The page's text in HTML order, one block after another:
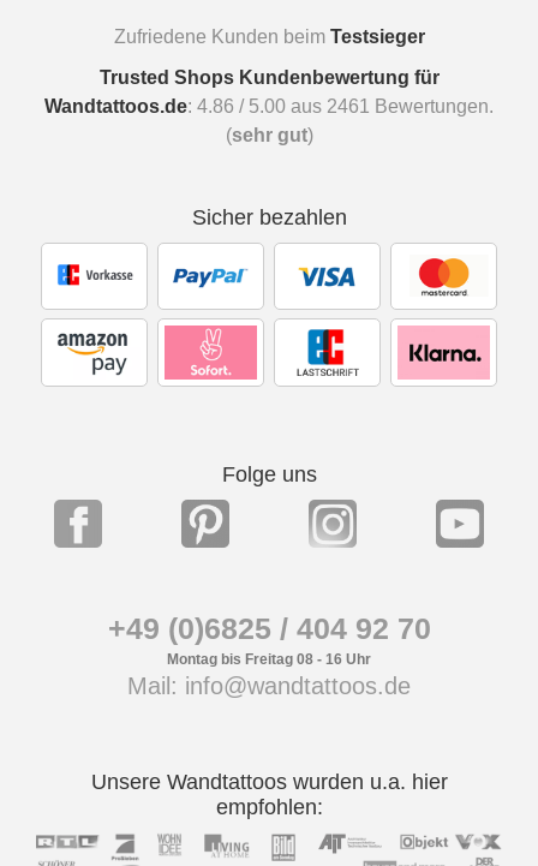
Zufriedene Kunden beim Testsieger
Trusted Shops Kundenbewertung für
Wandtattoos.de: 4.86 / 5.00 aus 2461
Bewertungen.
(sehr gut)
Sicher bezahlen
Folge uns
+49 (0)6825 / 404 92 70
Montag bis Freitag 08 - 16 Uhr
Mail: info@wandtattoos.de
Unsere Wandtattoos wurden u.a. hier
empfohlen: